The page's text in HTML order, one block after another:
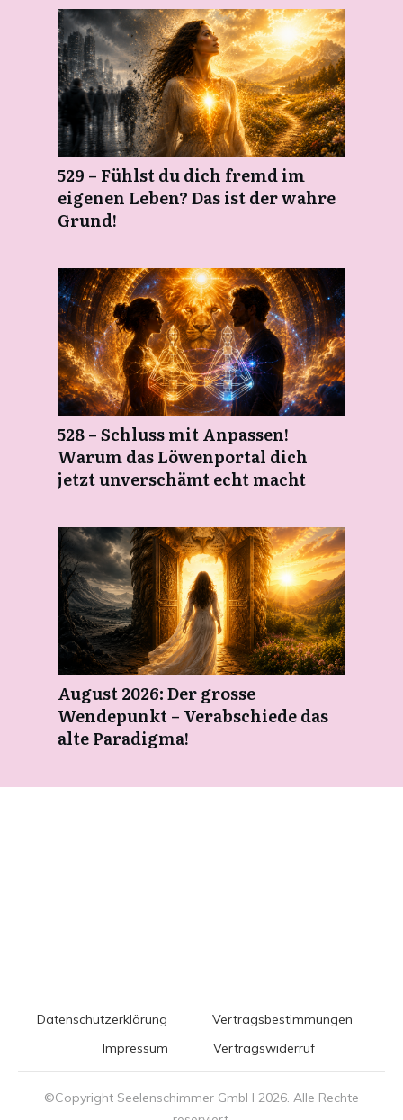
529 – Fühlst du dich fremd im
eigenen Leben? Das ist der wahre
Grund!
528 – Schluss mit Anpassen!
Warum das Löwenportal dich
jetzt unverschämt echt macht
August 2026: Der grosse
Wendepunkt – Verabschiede das
alte Paradigma!
Datenschutzerklärung
Vertragsbestimmungen
Impressum
Vertragswiderruf
©Copyright Seelenschimmer GmbH 2026. Alle Rechte